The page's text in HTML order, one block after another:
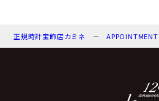
正規時計宝飾店カミネ APPOINTMENT